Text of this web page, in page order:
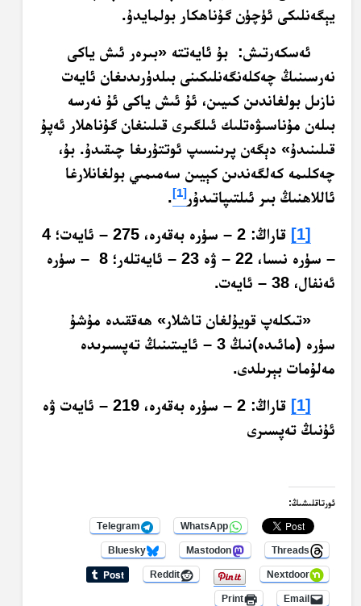
يېگەنلىكى ئۈچۈن گۇناھكار بولمايدۇ.
ئەسكەرتىش: بۇ ئايەتتە «بىرەر ئىش ياكى
نەرسىنىڭ چەكلەنگەنلىكىنى بىلدۈرىدىغان ئايەت
نازىل بولغاندىن كىيىن، ئۇ ئىش ياكى ئۇ نەرسە
بىلەن مۇناسىۋەتلىك ئىلگىرى قىلىنغان گۇناھلار ئەپۇ
قىلىنىدۇ» دېگەن پرىنسىپ ئوتتۇرىغا چىقىدۇ. بۇ،
چەكلىمە كەلگەندىن كېيىن سەمىمىي بولغانلارغا
ئاللاھنىڭ بىر ئىلتىپاتىدۇر[1]
.
[1]
قاراڭ: 2 – سۈرە بەقەرە، 275 – ئايەت؛ 4
– سۈرە نىسا، 22 – ۋە 23 – ئايەتلەر؛ 8 – سۈرە
ئەنفال، 38 – ئايەت.
«تىكلەپ قويۇلغان تاشلار» ھەققىدە مۇشۇ
سۈرە (مائىدە)نىڭ 3 – ئايىتىنىڭ تەپسىرىدە
مەلۇمات بېرىلدى.
[1]
قاراڭ: 2 – سۈرە بەقەرە، 219 – ئايەت ۋە
ئۇنىڭ تەپسىرى
ئورتاقلىشىڭ:
WhatsApp
Telegram
Threads
Mastodon
Bluesky
Nextdoor
Reddit
Email
Print